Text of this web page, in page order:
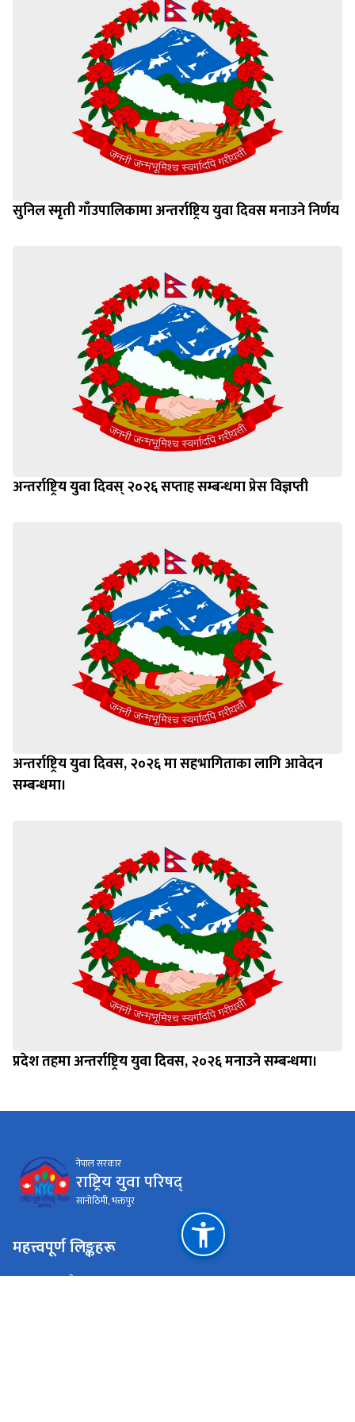
सुनिल स्मृती गाँउपालिकामा अन्तर्राष्ट्रिय युवा दिवस मनाउने निर्णय
अन्तर्राष्ट्रिय युवा दिवस् २०२६ सप्ताह सम्बन्धमा प्रेस विज्ञप्ती
अन्तर्राष्ट्रिय युवा दिवस, २०२६ मा सहभागिताका लागि आवेदन
सम्बन्धमा।
प्रदेश तहमा अन्तर्राष्ट्रिय युवा दिवस, २०२६ मनाउने सम्बन्धमा।
नेपाल सरकार
राष्ट्रिय युवा परिषद्
सानोठिमी, भक्तपुर
महत्त्वपूर्ण लिङ्कहरू
युवा तथा खेलकुद मन्त्रालय